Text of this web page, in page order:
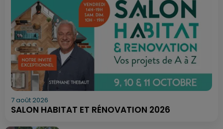
7 août 2026
SALON HABITAT ET RÉNOVATION 2026